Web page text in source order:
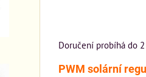
Doručení probíhá do
PWM solární